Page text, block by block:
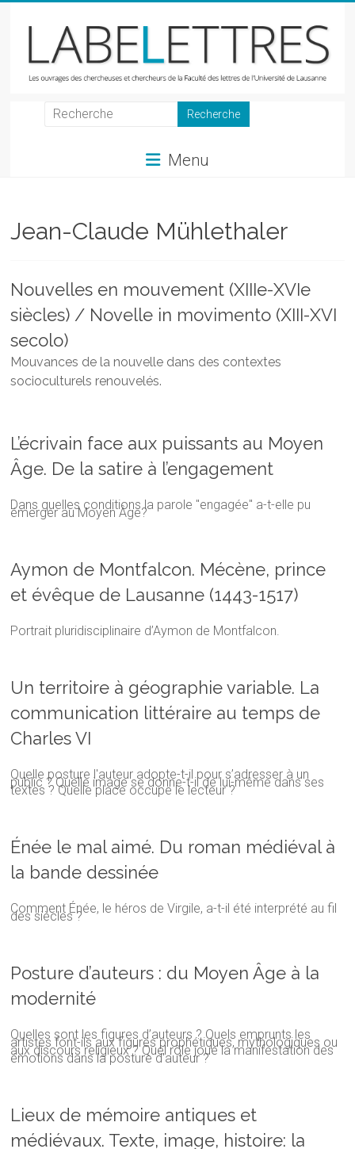
LabeLettres
et
chercheurs
Faculté
des
lettres
Menu
Jean-Claude Mühlethaler
Nouvelles en mouvement (XIIIe-XVIe
siècles) / Novelle in movimento (XIII-XVI
secolo)
Mouvances de la nouvelle dans des contextes
socioculturels renouvelés.
L’écrivain face aux puissants au Moyen
Âge. De la satire à l’engagement
Dans quelles conditions la parole "engagée" a-t-elle pu
émerger au Moyen Âge?
Aymon de Montfalcon. Mécène, prince
et évêque de Lausanne (1443-1517)
Portrait pluridisciplinaire d’Aymon de Montfalcon.
Un territoire à géographie variable. La
communication littéraire au temps de
Charles VI
Quelle posture l'auteur adopte-t-il pour s’adresser à un
public ? Quelle image se donne-t-il de lui-même dans ses
textes ? Quelle place occupe le lecteur ?
Énée le mal aimé. Du roman médiéval à
la bande dessinée
Comment Énée, le héros de Virgile, a-t-il été interprété au fil
des siècles ?
Posture d’auteurs : du Moyen Âge à la
modernité
Quelles sont les figures d’auteurs ? Quels emprunts les
artistes font-ils aux figures prophétiques, mythologiques ou
aux discours religieux ? Quel rôle joue la manifestation des
émotions dans la posture d'auteur ?
Lieux de mémoire antiques et
médiévaux. Texte, image, histoire: la